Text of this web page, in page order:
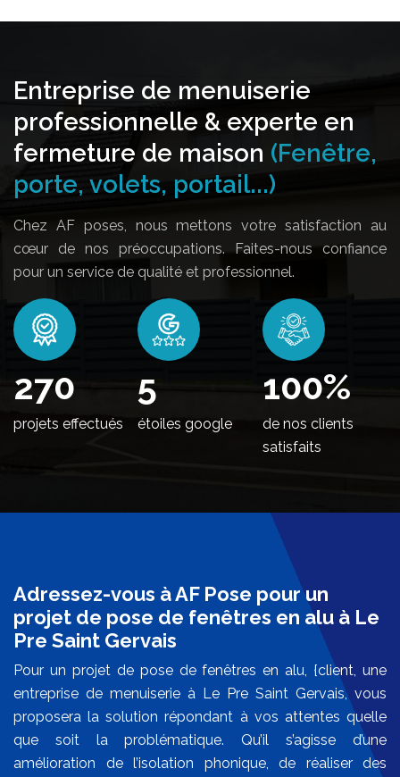
Entreprise de menuiserie
professionnelle & experte en
fermeture de maison (Fenêtre,
porte, volets, portail...)
Chez AF poses, nous mettons votre satisfaction au
cœur de nos préoccupations. Faites-nous confiance
pour un service de qualité et professionnel.
318
projets effectués
5
étoiles google
100%
de nos clients
satisfaits
Adressez-vous à AF Pose pour un
projet de pose de fenêtres en alu à Le
Pre Saint Gervais
Pour un projet de pose de fenêtres en alu, {client, une
entreprise de menuiserie à Le Pre Saint Gervais, vous
proposera la solution répondant à vos attentes quelle
que soit la problématique. Qu’il s’agisse d’une
amélioration de l’isolation phonique, de réaliser des